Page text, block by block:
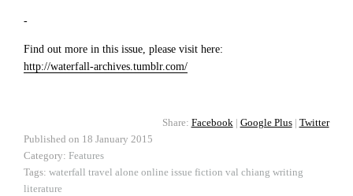
-
Find out more in this issue, please visit here:
http://waterfall-archives.tumblr.com/
Share: Facebook| Google Plus| Twitter
Published on 18 January 2015
Category: Features
Tags:waterfall travel alone online issue fiction val chiang writing
literature